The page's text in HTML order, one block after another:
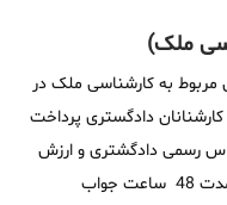
مربوط به کارشناسی ملک در
دادگستری پرداخت
رسمی دادگشتری و ارزش
گذاری ملک شروع میشود و معمولا بعد از مدت 48 ساعت جواب